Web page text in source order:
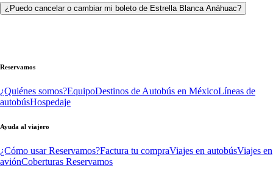
¿Puedo cancelar o cambiar mi boleto de Estrella Blanca Anáhuac?
Reservamos
¿Quiénes somos?EquipoDestinos de Autobús en MéxicoLíneas de
autobúsHospedaje
Ayuda al viajero
¿Cómo usar Reservamos?Factura tu compraViajes en autobúsViajes en
aviónCoberturas Reservamos